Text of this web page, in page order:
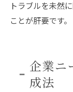
トラブルを未然
ことが肝要です。
企業ニ
成法